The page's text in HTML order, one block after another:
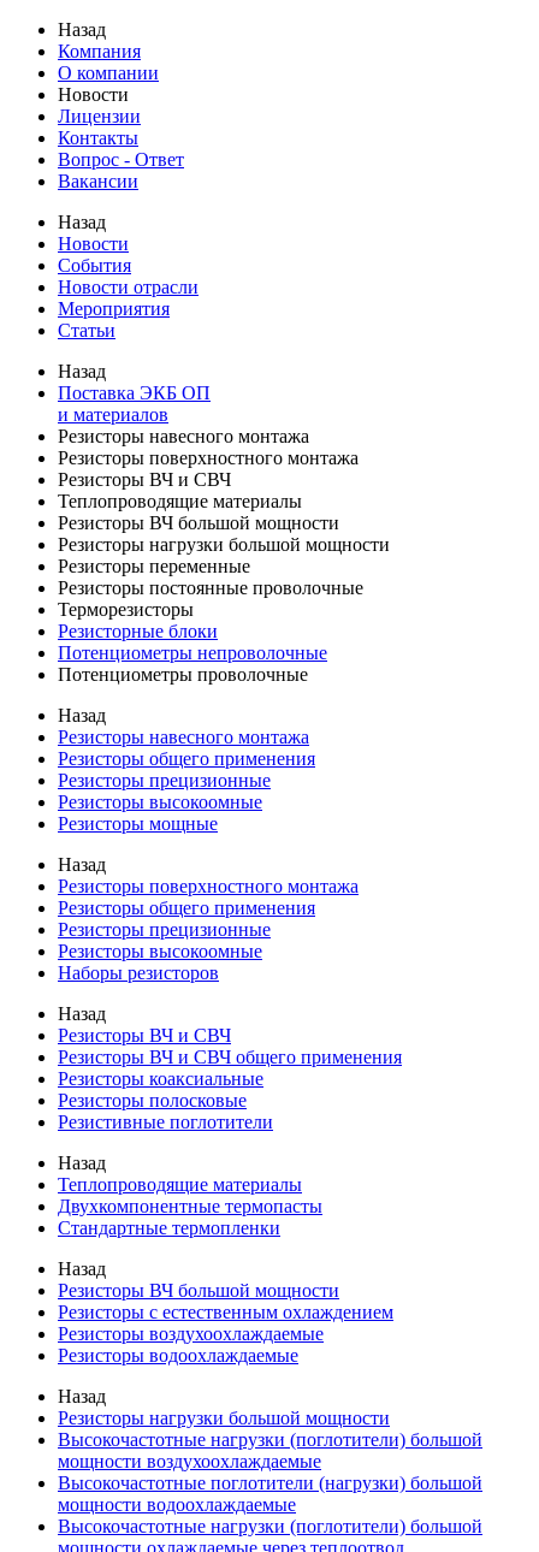
Назад
Компания
О компании
Новости
Лицензии
Контакты
Вопрос - Ответ
Вакансии
Назад
Новости
События
Новости отрасли
Мероприятия
Статьи
Назад
Поставка ЭКБ ОП
и материалов
Резисторы навесного монтажа
Резисторы поверхностного монтажа
Резисторы ВЧ и СВЧ
Теплопроводящие материалы
Резисторы ВЧ большой мощности
Резисторы нагрузки большой мощности
Резисторы переменные
Резисторы постоянные проволочные
Терморезисторы
Резисторные блоки
Потенциометры непроволочные
Потенциометры проволочные
Назад
Резисторы навесного монтажа
Резисторы общего применения
Резисторы прецизионные
Резисторы высокоомные
Резисторы мощные
Назад
Резисторы поверхностного монтажа
Резисторы общего применения
Резисторы прецизионные
Резисторы высокоомные
Наборы резисторов
Назад
Резисторы ВЧ и СВЧ
Резисторы ВЧ и СВЧ общего применения
Резисторы коаксиальные
Резисторы полосковые
Резистивные поглотители
Назад
Теплопроводящие материалы
Двухкомпонентные термопасты
Стандартные термопленки
Назад
Резисторы ВЧ большой мощности
Резисторы с естественным охлаждением
Резисторы воздухоохлаждаемые
Резисторы водоохлаждаемые
Назад
Резисторы нагрузки большой мощности
Высокочастотные нагрузки (поглотители) большой
мощности воздухоохлаждаемые
Высокочастотные поглотители (нагрузки) большой
мощности водоохлаждаемые
Высокочастотные нагрузки (поглотители) большой
мощности охлаждаемые через теплоотвод